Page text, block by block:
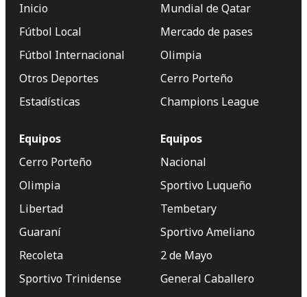
Inicio
Fútbol Local
Fútbol Internacional
Otros Deportes
Estadísticas
Mundial de Qatar
Mercado de pases
Olimpia
Cerro Porteño
Champions League
Equipos
Cerro Porteño
Olimpia
Libertad
Guaraní
Recoleta
Sportivo Trinidense
Equipos
Nacional
Sportivo Luqueño
Tembetary
Sportivo Ameliano
2 de Mayo
General Caballero